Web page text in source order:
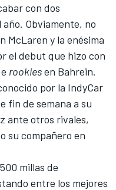
con dos
Obviamente, no
McLaren y la enésima
el debut que hizo con
rookiesen Bahrein.
por la IndyCar
fin de semana a su
ante otros rivales,
su compañero en
millas de
entre los mejores